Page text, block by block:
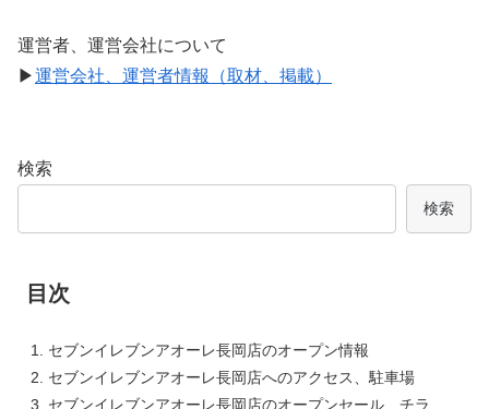
運営者、運営会社について
▶運営会社、運営者情報（取材、掲載）
検索
検索
目次
セブンイレブンアオーレ長岡店のオープン情報
セブンイレブンアオーレ長岡店へのアクセス、駐車場
セブンイレブンアオーレ長岡店のオープンセール、チラ